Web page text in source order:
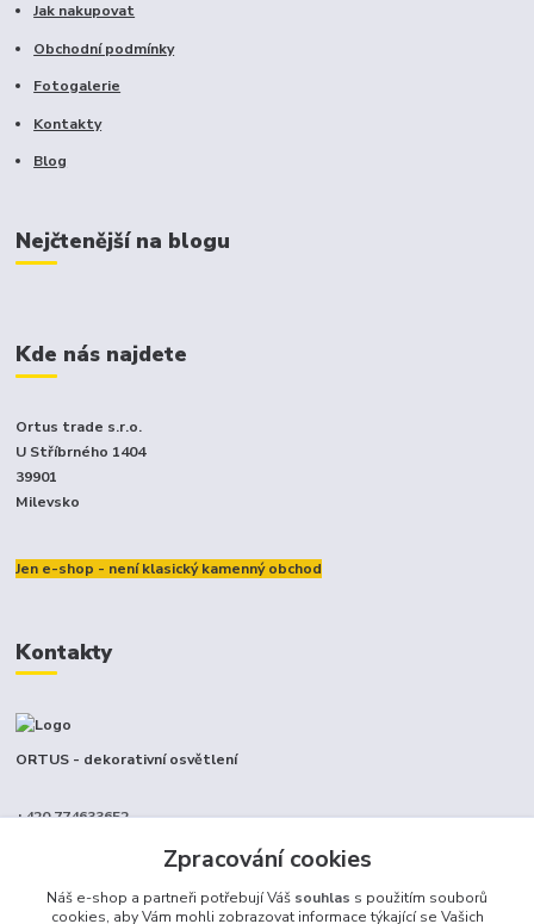
Jak nakupovat
Obchodní podmínky
Fotogalerie
Kontakty
Blog
Nejčtenější na blogu
Kde nás najdete
Ortus trade s.r.o.
U Stříbrného 1404
39901
Milevsko
Jen e-shop - není klasický kamenný obchod
Kontakty
ORTUS - dekorativní osvětlení
+420 774633652
Zpracování cookies
Náš e-shop a partneři potřebují Váš souhlas s použitím souborů
cookies, aby Vám mohli zobrazovat informace týkající se Vašich